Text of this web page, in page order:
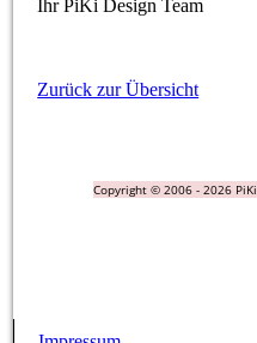
Ihr PiKi Design Team
Zurück zur Übersicht
Copyright © 2006 - 2026